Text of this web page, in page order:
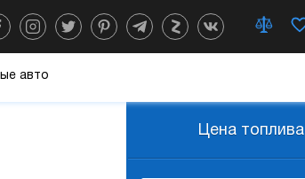
авто
Цена топлива